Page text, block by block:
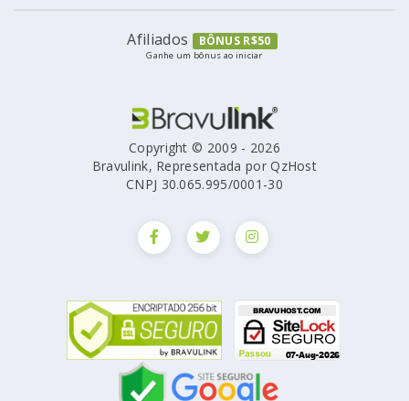
Afiliados BÔNUS R$50
Ganhe um bônus ao iniciar
Copyright © 2009 - 2026
Bravulink, Representada por QzHost
CNPJ 30.065.995/0001-30